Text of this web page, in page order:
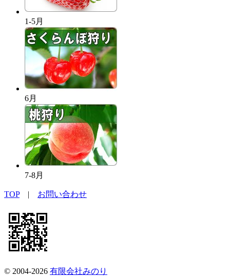
1-5月
6月
7-8月
TOP| お問い合わせ
© 2004-2026 有限会社みのり